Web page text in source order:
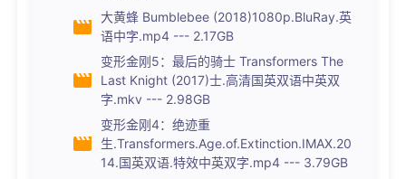
大黄蜂 Bumblebee (2018)1080p.BluRay.英
语中字.mp4 --- 2.17GB
变形金刚5：最后的骑士 Transformers The
Last Knight (2017)士.高清国英双语中英双
字.mkv --- 2.98GB
变形金刚4：绝迹重
生.Transformers.Age.of.Extinction.IMAX.20
14.国英双语.特效中英双字.mp4 --- 3.79GB